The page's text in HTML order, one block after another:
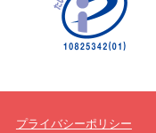
プライバシーポリシー